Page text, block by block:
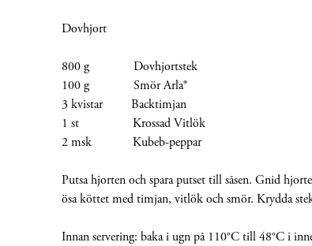
Dovhjort
800 g Dovhjortstek
100 g Smör Arla®
3 kvistar Backtimjan
1 st Krossad Vitlök
2 msk Kubeb-peppar
Putsa hjorten och spara putset till såsen. Gnid
ösa köttet med timjan, vitlök och smör. Krydda
Innan servering: baka i ugn på 110°C till 48°C i